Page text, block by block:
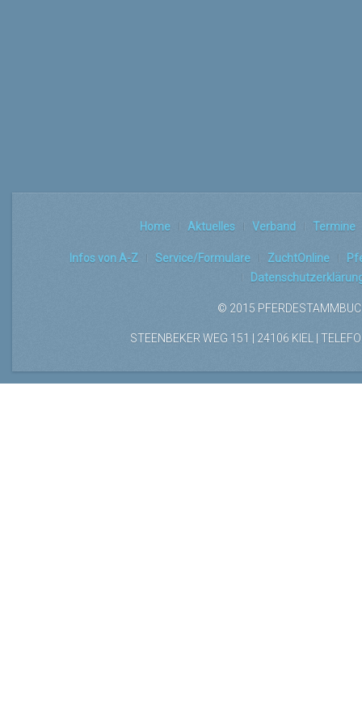
Home Aktuelles Verband Termine
Infos von A-Z Service/Formulare ZuchtOnline
© 2015
STEENBEKER WEG 151 | 24106 KIEL |